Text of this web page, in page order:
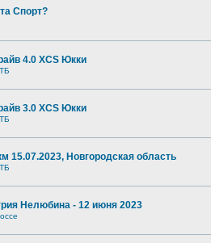
Спорт?
4.0 XCS Юкки
3.0 XCS Юкки
Новгородская область
Нелюбина - 12 июня 2023